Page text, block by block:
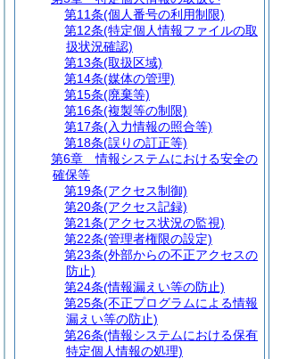
第11条(個人番号の利用制限)
第12条(特定個人情報ファイルの取
扱状況確認)
第13条(取扱区域)
第14条(媒体の管理)
第15条(廃棄等)
第16条(複製等の制限)
第17条(入力情報の照合等)
第18条(誤りの訂正等)
第6章
情報システムにおける安全の
確保等
第19条(アクセス制御)
第20条(アクセス記録)
第21条(アクセス状況の監視)
第22条(管理者権限の設定)
第23条(外部からの不正アクセスの
防止)
第24条(情報漏えい等の防止)
第25条(不正プログラムによる情報
漏えい等の防止)
第26条(情報システムにおける保有
特定個人情報の処理)